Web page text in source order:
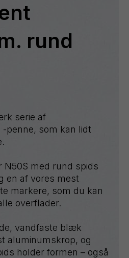
rund
serie af
penne, som kan lidt
N50S med rund spids
en af vores mest
markere, som du kan
overflader.
vandfaste blæk
aluminumskrop, og
holder formen – også